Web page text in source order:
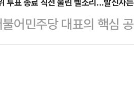
태 지사가 지난 9일 국
돌입한 것은 다시금 '푸
…
도·처분한 고객에 대해
법조계에서는 민사상 부
하지만, 형사 처벌 가
어민주당 대표의 핵심
턱을 넘었던 과정에서,